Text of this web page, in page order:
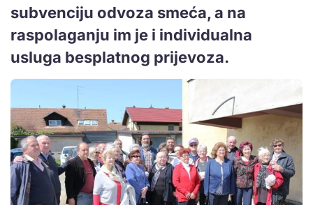
subvenciju odvoza smeća, a na
raspolaganju im je i individualna
usluga besplatnog prijevoza.